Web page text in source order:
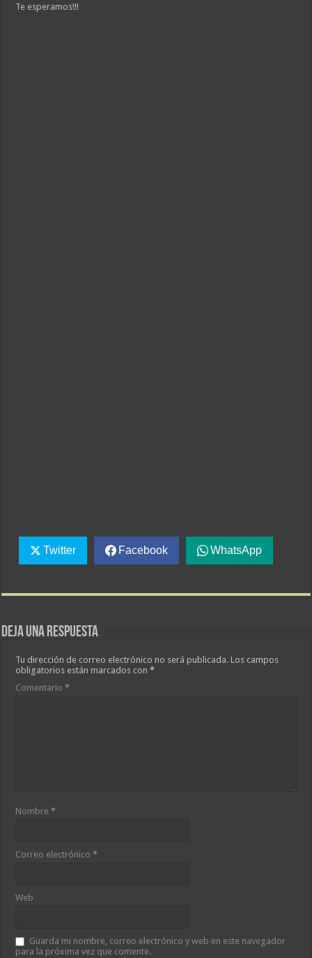
Te esperamos!!!
Twitter Facebook WhatsApp
Deja una respuesta
Tu dirección de correo electrónico no será publicada. Los campos
obligatorios están marcados con*
Comentario*
Nombre*
Correo electrónico*
Web
Guarda mi nombre, correo electrónico y web en este navegador
para la próxima vez que comente.